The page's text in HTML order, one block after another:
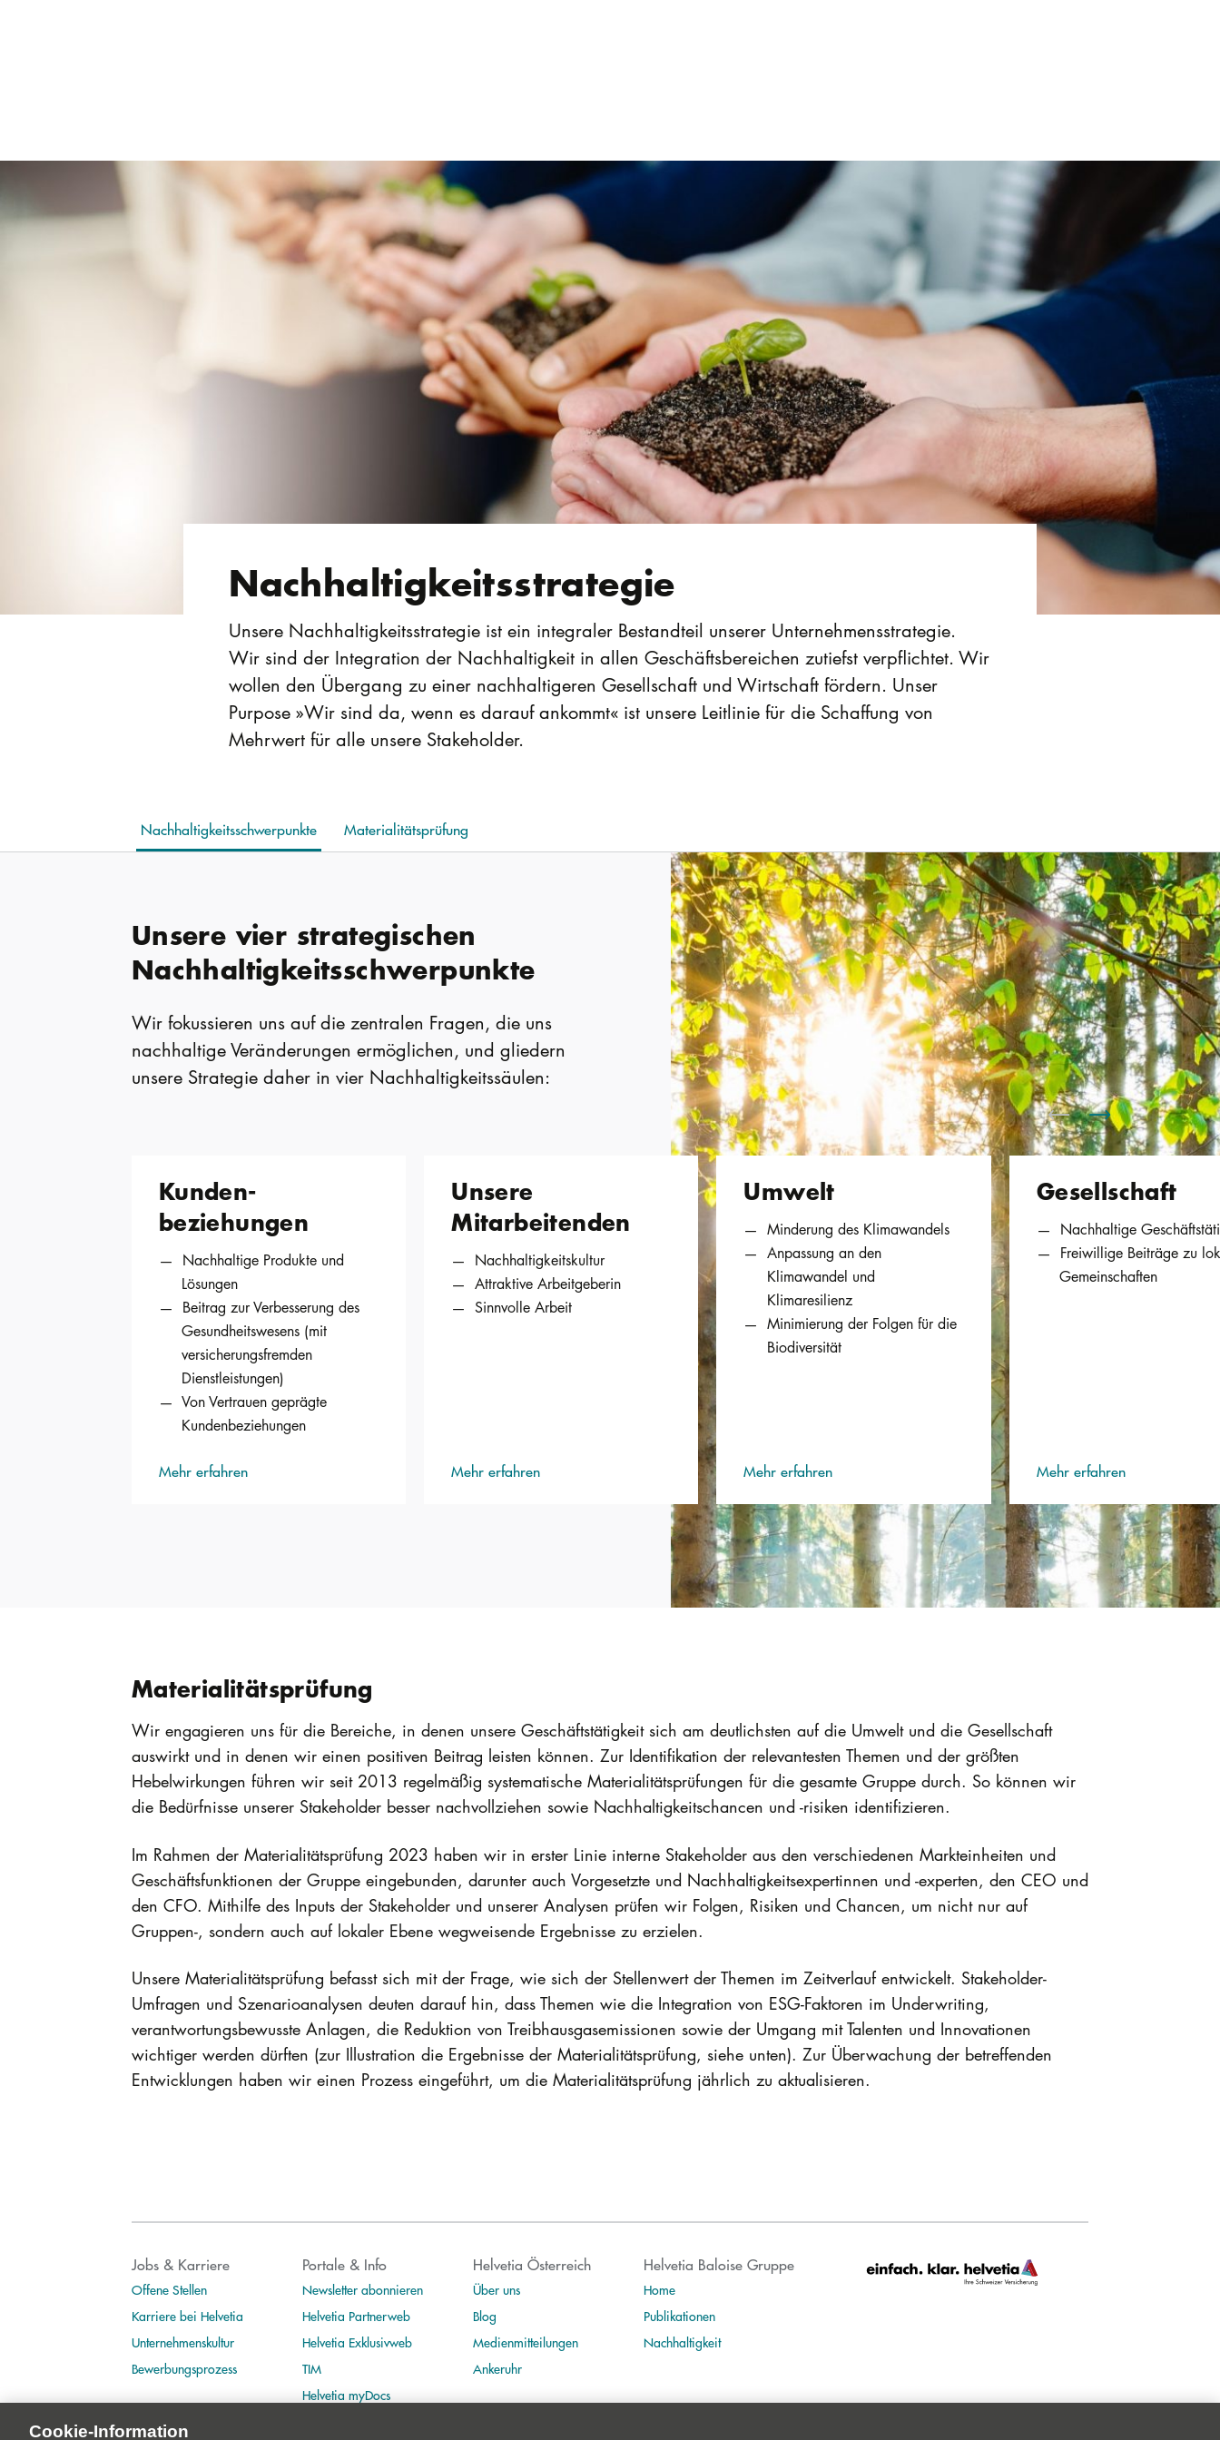
Nachhaltigkeitsstrategie
Unsere Nachhaltigkeitsstrategie ist ein integraler Bestandteil unserer Unternehmensstrategie.
Wir sind der Integration der Nachhaltigkeit in allen Geschäftsbereichen zutiefst verpflichtet. Wir
wollen den Übergang zu einer nachhaltigeren Gesellschaft und Wirtschaft fördern. Unser
Purpose »Wir sind da, wenn es darauf ankommt« ist unsere Leitlinie für die Schaffung von
Mehrwert für alle unsere Stakeholder.
Nachhaltigkeitsschwerpunkte Materialitätsprüfung
Unsere vier strategischen
Nachhaltigkeitsschwerpunkte
Wir fokussieren uns auf die zentralen Fragen, die uns
nachhaltige Veränderungen ermöglichen, und gliedern
unsere Strategie daher in vier Nachhaltigkeitssäulen:
Kunden­
beziehungen
Nachhaltige Produkte und
Lösungen
Beitrag zur Verbesserung des
Gesundheitswesens (mit
versicherungsfremden
Dienstleistungen)
Von Vertrauen geprägte
Kundenbeziehungen
Mehr erfahren
Unsere
Mitarbeitenden
Nachhaltigkeitskultur
Attraktive Arbeitgeberin
Sinnvolle Arbeit
Mehr erfahren
Umwelt
Minderung des Klimawandels
Anpassung an den
Klimawandel und
Klimaresilienz
Minimierung der Folgen für die
Biodiversität
Mehr erfahren
Gesellschaft
Nachhaltige
Freiwillige Beiträge zu
Gemeinschaften
Mehr erfahren
Materialitätsprüfung
Wir engagieren uns für die Bereiche, in denen unsere Geschäftstätigkeit sich am deutlichsten auf die Umwelt und die Gesellschaft
auswirkt und in denen wir einen positiven Beitrag leisten können. Zur Identifikation der relevantesten Themen und der größten
Hebelwirkungen führen wir seit 2013 regelmäßig systematische Materialitätsprüfungen für die gesamte Gruppe durch. So können wir
die Bedürfnisse unserer Stakeholder besser nachvollziehen sowie Nachhaltigkeitschancen und -risiken identifizieren.
Im Rahmen der Materialitätsprüfung 2023 haben wir in erster Linie interne Stakeholder aus den verschiedenen Markteinheiten und
Geschäftsfunktionen der Gruppe eingebunden, darunter auch Vorgesetzte und Nachhaltigkeitsexpertinnen und -experten, den CEO und
den CFO. Mithilfe des Inputs der Stakeholder und unserer Analysen prüfen wir Folgen, Risiken und Chancen, um nicht nur auf
Gruppen-, sondern auch auf lokaler Ebene wegweisende Ergebnisse zu erzielen.
Unsere Materialitätsprüfung befasst sich mit der Frage, wie sich der Stellenwert der Themen im Zeitverlauf entwickelt. Stakeholder-
Umfragen und Szenarioanalysen deuten darauf hin, dass Themen wie die Integration von ESG-Faktoren im Underwriting,
verantwortungsbewusste Anlagen, die Reduktion von Treibhausgasemissionen sowie der Umgang mit Talenten und Innovationen
wichtiger werden dürften (zur Illustration die Ergebnisse der Materialitätsprüfung, siehe unten). Zur Überwachung der betreffenden
Entwicklungen haben wir einen Prozess eingeführt, um die Materialitätsprüfung jährlich zu aktualisieren.
Jobs & Karriere
Offene Stellen
Karriere bei Helvetia
Unternehmenskultur
Bewerbungsprozess
Portale & Info
Newsletter abonnieren
Helvetia Partnerweb
Helvetia Exklusivweb
TIM
Helvetia myDocs
Helvetia Österreich
Über uns
Blog
Medienmitteilungen
Ankeruhr
Helvetia Baloise Gruppe
Home
Publikationen
Nachhaltigkeit
Cookie-Information